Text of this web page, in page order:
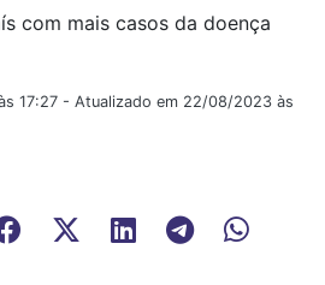
com mais casos da doença
17:27 - Atualizado em 22/08/2023 às